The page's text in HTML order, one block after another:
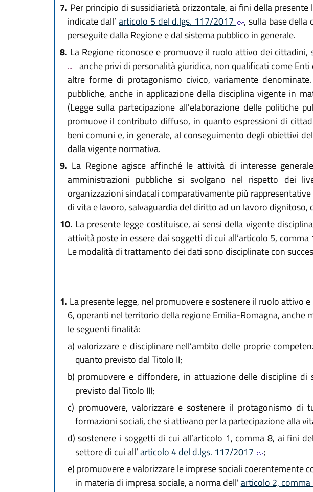
7. Per principio di sussidiarietà orizzontale, ai fini della
indicate dall’articolo 5 del d.lgs. 117/2017
, sulla base
perseguite dalla Regione e dal sistema pubblico in generale.
8. La Regione riconosce e promuove il ruolo attivo dei
... anche privi di personalità giuridica, non qualificati come Enti
altre forme di protagonismo civico, variamente
pubbliche, anche in applicazione della disciplina vigente in
(Legge sulla partecipazione all'elaborazione delle politiche
promuove il contributo diffuso, in quanto espressioni di
beni comuni e, in generale, al conseguimento degli obiettivi
dalla vigente normativa.
9. La Regione agisce affinché le attività di interesse
amministrazioni pubbliche si svolgano nel rispetto dei
organizzazioni sindacali comparativamente più
di vita e lavoro, salvaguardia del diritto ad un lavoro dignitoso,
10. La presente legge costituisce, ai sensi della vigente
attività poste in essere dai soggetti di cui all’articolo 5,
Le modalità di trattamento dei dati sono disciplinate con
1. La presente legge, nel promuovere e sostenere il ruolo attivo
6, operanti nel territorio della regione Emilia-Romagna,
le seguenti finalità:
a) valorizzare e disciplinare nell’ambito delle proprie
quanto previsto dal Titolo II;
b) promuovere e diffondere, in attuazione delle discipline
previsto dal Titolo III;
c) promuovere, valorizzare e sostenere il protagonismo
formazioni sociali, che si attivano per la partecipazione alla
d) sostenere i soggetti di cui all’articolo 1, comma 8, ai fini
settore di cui all’articolo 4 del d.lgs. 117/2017
;
e) promuovere e valorizzare le imprese sociali coerentemente
in materia di impresa sociale, a norma dell'articolo 2,